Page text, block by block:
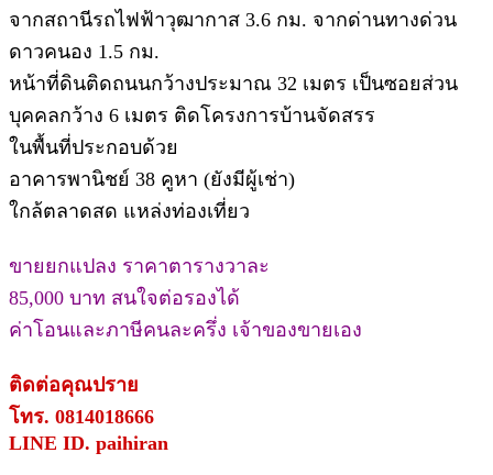
จากสถานีรถไฟฟ้าวุฒากาส 3.6 กม. จากด่านทางด่วน
ดาวคนอง 1.5 กม.
หน้าที่ดินติดถนนกว้างประมาณ 32 เมตร เป็นซอยส่วน
บุคคลกว้าง 6 เมตร ติดโครงการบ้านจัดสรร
ในพื้นที่ประกอบด้วย
อาคารพานิชย์ 38 คูหา (ยังมีผู้เช่า)
ใกล้ตลาดสด แหล่งท่องเที่ยว
ขายยกแปลง ราคาตารางวาละ
85,000 บาท สนใจต่อรองได้
ค่าโอนและภาษีคนละครึ่ง เจ้าของขายเอง
ติดต่อคุณปราย
โทร. 0814018666
LINE ID. paihiran